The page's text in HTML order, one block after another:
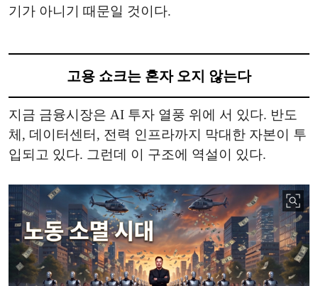
기가 아니기 때문일 것이다.
고용 쇼크는 혼자 오지 않는다
지금 금융시장은 AI 투자 열풍 위에 서 있다. 반도
체, 데이터센터, 전력 인프라까지 막대한 자본이 투
입되고 있다. 그런데 이 구조에 역설이 있다.